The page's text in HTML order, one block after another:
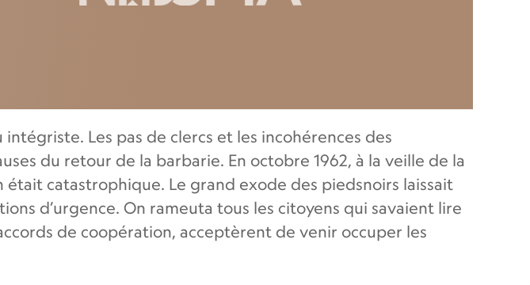
Les pas de clercs et les incohérences des
du retour de la barbarie. En octobre 1962, à la veille de la
catastrophique. Le grand exode des piedsnoirs laissait
d’urgence. On rameuta tous les citoyens qui savaient lire
de coopération, acceptèrent de venir occuper les